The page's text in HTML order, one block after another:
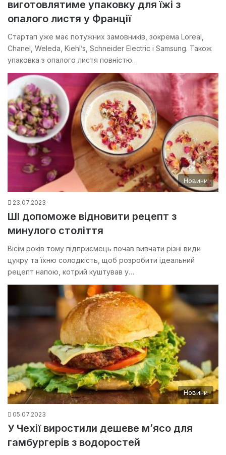
виготовлятиме упаковку для їжі з
опалого листя у Франції
Стартап уже має потужних замовників, зокрема Loreal,
Chanel, Weleda, Kiehl’s, Schneider Electric і Samsung. Також
упаковка з опалого листя повністю…
Новини
23.07.2023
ШІ допоможе відновити рецепт з
минулого століття
Вісім років тому підприємець почав вивчати різні види
цукру та їхню солодкість, щоб розробити ідеальний
рецепт напою, котрий куштував у…
Новини
05.07.2023
У Чехії виростили дешеве м’ясо для
гамбургерів з водоростей